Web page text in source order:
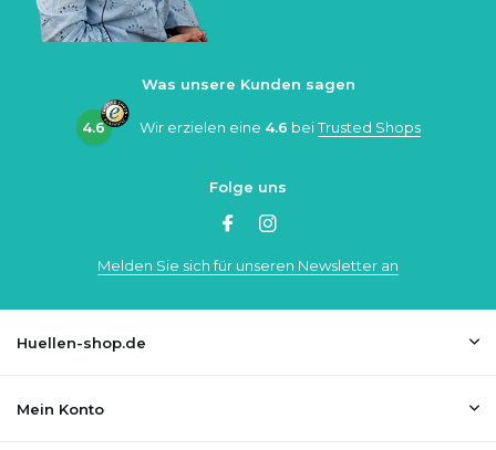
Was unsere Kunden sagen
4.6 Wir erzielen eine 4.6 beiTrusted Shops
Folge uns
Melden Sie sich für unseren Newsletter an
Huellen-shop.de
Mein Konto